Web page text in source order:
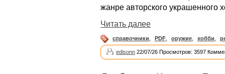
жанре авторского украшенного
Читать далее
справочники PDF оружие хобби
edisonn 22/07/26 Просмотров: 3597